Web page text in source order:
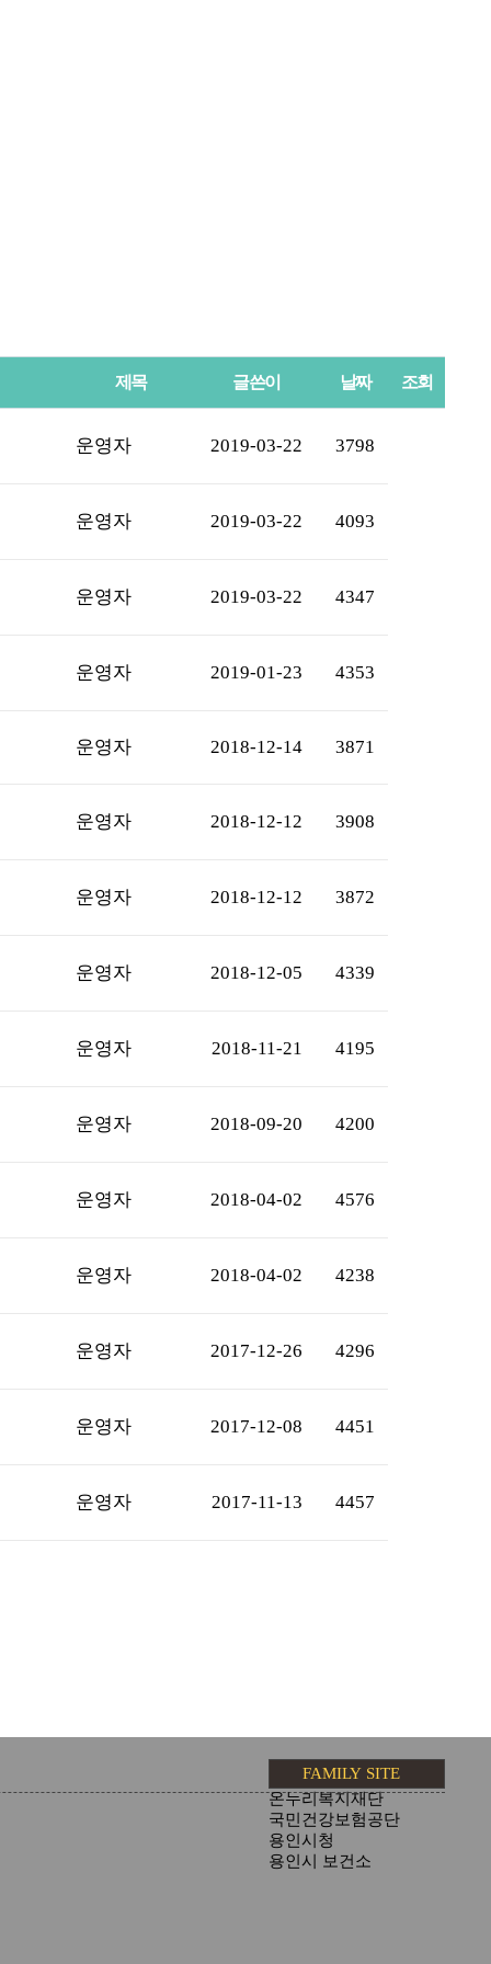
제목 글쓴이 날짜 조회
운영자 2019-03-22 3798
운영자 2019-03-22 4093
운영자 2019-03-22 4347
운영자 2019-01-23 4353
운영자 2018-12-14 3871
운영자 2018-12-12 3908
운영자 2018-12-12 3872
운영자 2018-12-05 4339
운영자 2018-11-21 4195
운영자 2018-09-20 4200
운영자 2018-04-02 4576
운영자 2018-04-02 4238
운영자 2017-12-26 4296
운영자 2017-12-08 4451
운영자 2017-11-13 4457
FAMILY SITE
온누리복지재단
국민건강보험공단
용인시청
용인시 보건소